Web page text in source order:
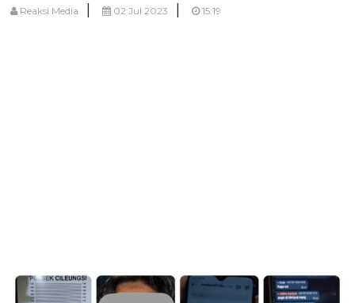
Reaksi Media | 02 Jul 2023 | 15:19